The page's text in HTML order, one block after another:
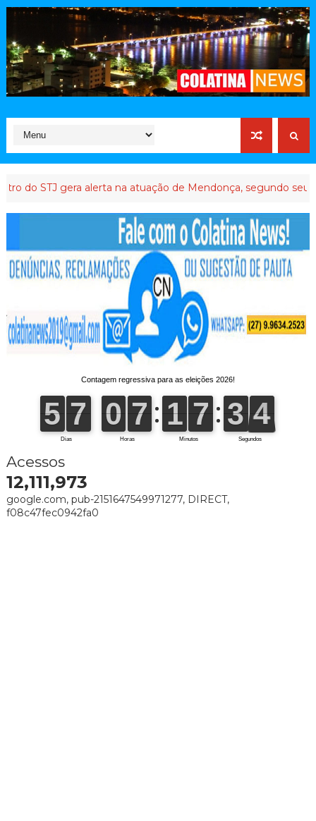
gera alerta na atuação de Mendonça, segundo seus críticos
Acessos
12,111,973
google.com, pub-2151647549971277, DIRECT,
f08c47fec0942fa0